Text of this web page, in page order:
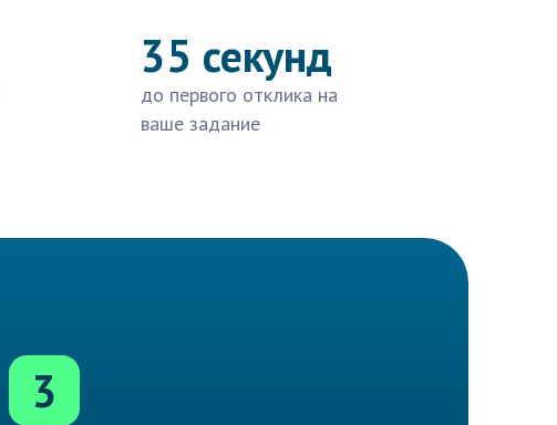
35 секунд
до первого отклика на
ваше задание
3